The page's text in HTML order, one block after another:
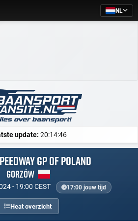
NL
update: 20:14:46
GP of Poland
Gorzów
- 19:00 CEST 17:00 jouw tijd
Heat overzicht